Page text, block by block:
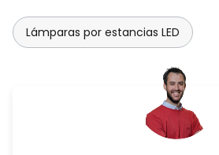
Lámparas por estancias LED